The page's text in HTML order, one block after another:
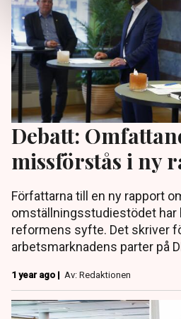
Debatt:
missförstås i ny
Författarna till en ny rapport
omställningsstudiestödet
reformens syfte. Det skriver
arbetsmarknadens parter på
1 year ago | Av: Redaktionen